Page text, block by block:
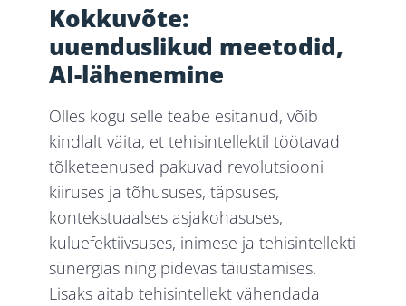
Kokkuvõte:
uuenduslikud meetodid,
AI-lähenemine
Olles kogu selle teabe esitanud, võib
kindlalt väita, et tehisintellektil töötavad
tõlketeenused pakuvad revolutsiooni
kiiruses ja tõhususes, täpsuses,
kontekstuaalses asjakohasuses,
kuluefektiivsuses, inimese ja tehisintellekti
sünergias ning pidevas täiustamises.
Lisaks aitab tehisintellekt vähendada